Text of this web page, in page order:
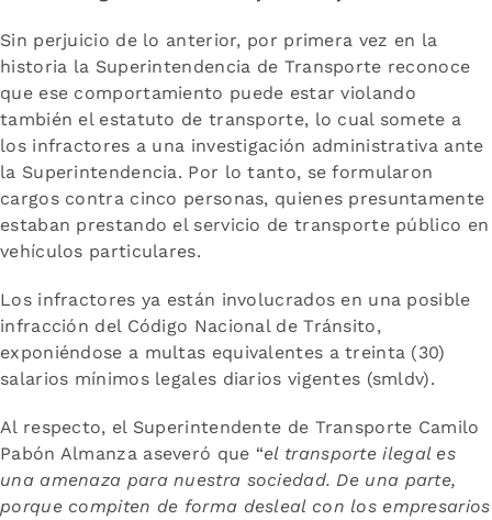
Sin perjuicio de lo anterior, por primera vez en la
historia la Superintendencia de Transporte reconoce
que ese comportamiento puede estar violando
también el estatuto de transporte, lo cual somete a
los infractores a una investigación administrativa ante
la Superintendencia. Por lo tanto, se formularon
cargos contra cinco personas, quienes presuntamente
estaban prestando el servicio de transporte público en
vehículos particulares.
Los infractores ya están involucrados en una posible
infracción del Código Nacional de Tránsito,
exponiéndose a multas equivalentes a treinta (30)
salarios mínimos legales diarios vigentes (smldv).
Al respecto, el Superintendente de Transporte Camilo
Pabón Almanza aseveró que “el transporte ilegal es
una amenaza para nuestra sociedad. De una parte,
porque compiten de forma desleal con los empresarios